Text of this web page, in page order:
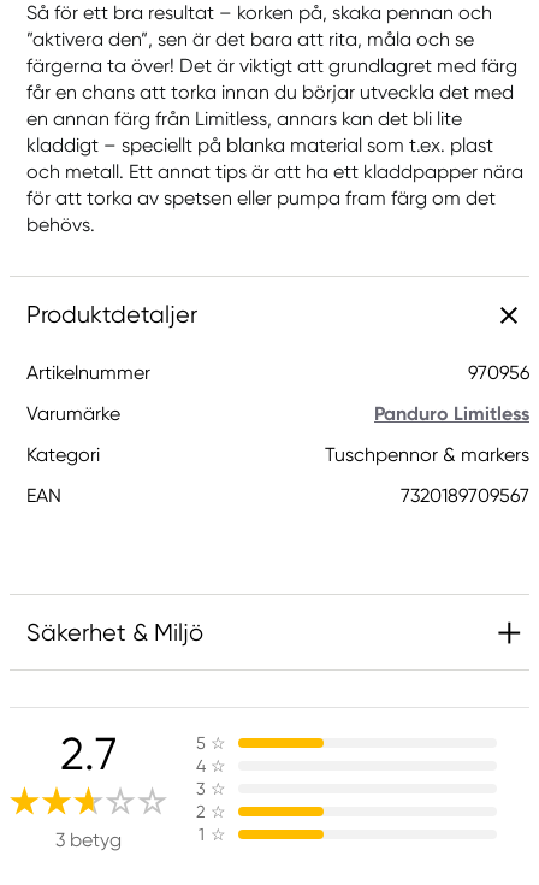
Så för ett bra resultat – korken på, skaka pennan och
”aktivera den”, sen är det bara att rita, måla och se
färgerna ta över! Det är viktigt att grundlagret med färg
får en chans att torka innan du börjar utveckla det med
en annan färg från Limitless, annars kan det bli lite
kladdigt – speciellt på blanka material som t.ex. plast
och metall. Ett annat tips är att ha ett kladdpapper nära
för att torka av spetsen eller pumpa fram färg om det
behövs.
Produktdetaljer
Artikelnummer
970956
Varumärke
Panduro Limitless
Kategori
Tuschpennor & markers
EAN
7320189709567
Säkerhet & Miljö
Ansvarig EU
Panduro Limitless
Panduro
205 14 Malmö, Sweden
www.panduro.com
2.7
3 betyg
5 ☆
4 ☆
3 ☆
2 ☆
1 ☆